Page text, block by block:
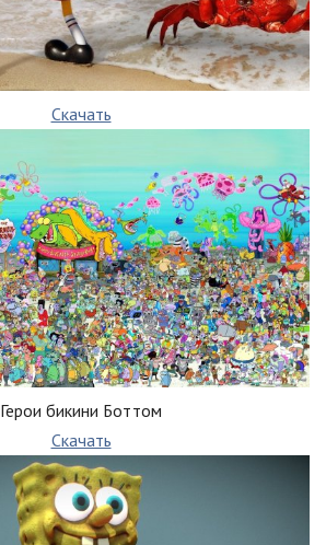
Скачать
Герои бикини Боттом
Скачать